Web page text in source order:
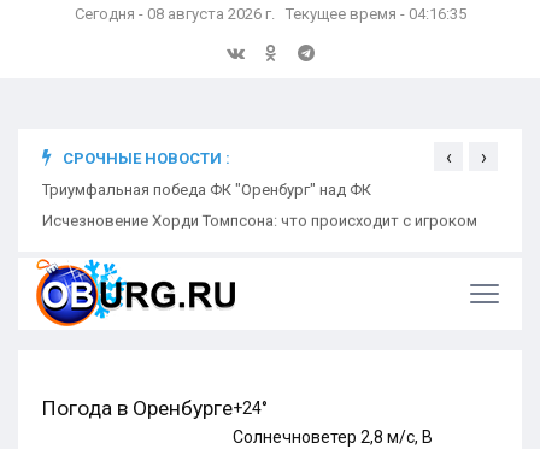
Сегодня - 08 августа 2026 г. Текущее время - 04:16:36
СРОЧНЫЕ НОВОСТИ :
Триумфальная победа ФК "Оренбург" над ФК
‹ ›
Погода в Оренбурге+24°
Солнечноветер 2,8 м/с, В